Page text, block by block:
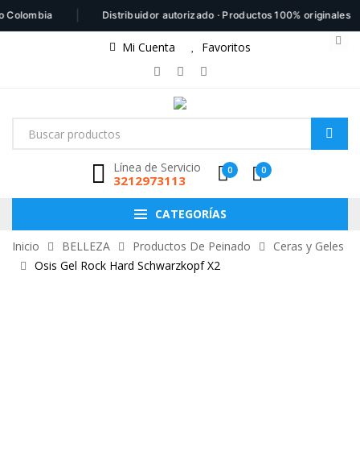
Distribuidor autorizado · Productos 100% originales |
Mi Cuenta Favoritos
Línea de Servicio
3212973113
0 0
CATEGORÍAS
Inicio BELLEZA Productos De Peinado
Ceras y Geles
Osis Gel Rock Hard Schwarzkopf X2